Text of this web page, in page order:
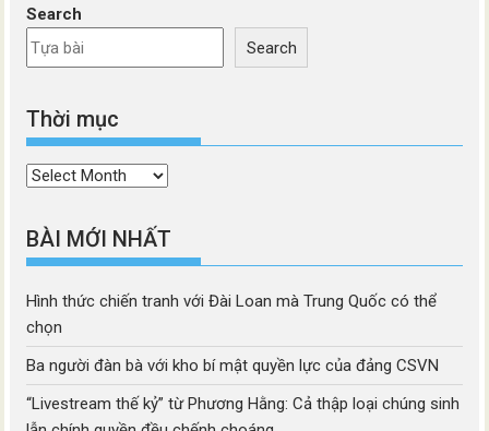
Search
Search
Thời mục
Thời
BÀI MỚI NHẤT
Hình thức chiến tranh với Đài Loan mà Trung Quốc có thể
chọn
Ba người đàn bà với kho bí mật quyền lực của đảng CSVN
“Livestream thế kỷ” từ Phương Hằng: Cả thập loại chúng sinh